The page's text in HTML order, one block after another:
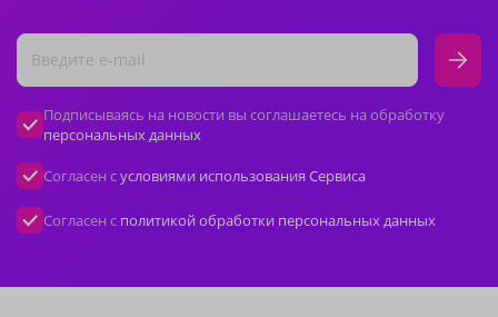
Подписываясь на новости вы соглашаетесь на обработку
персональных данных
Согласен сусловиями использования Сервиса
Согласен с политикой обработки персональных данных